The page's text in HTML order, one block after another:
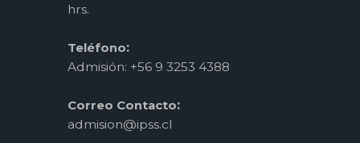
hrs.
Teléfono:
Admisión: +56 9 3253 4388
Correo Contacto:
admision@ipss.cl